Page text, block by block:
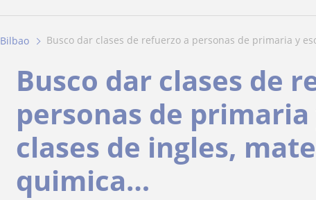
Bilbao busco dar clases de refuerzo a personas de primaria y
Busco dar clases de
personas de primaria
clases de ingles,
quimica…